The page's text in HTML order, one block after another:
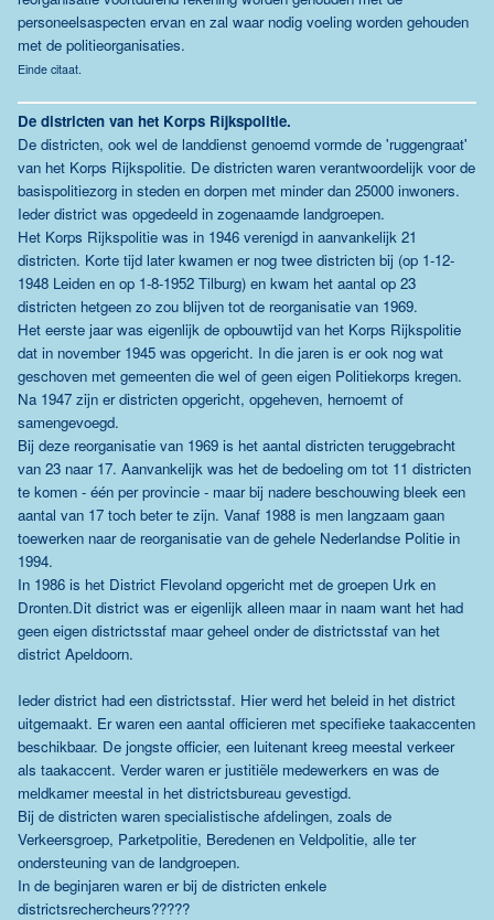
personeelsaspecten ervan en zal waar nodig voeling worden gehouden
met de politieorganisaties.
Einde citaat.
De districten van het Korps Rijkspolitie.
De districten, ook wel de landdienst genoemd vormde de 'ruggengraat'
van het Korps Rijkspolitie. De districten waren verantwoordelijk voor de
basispolitiezorg in steden en dorpen met minder dan 25000 inwoners.
Ieder district was opgedeeld in zogenaamde landgroepen.
Het Korps Rijkspolitie was in 1946 verenigd in aanvankelijk 21
districten. Korte tijd later kwamen er nog twee districten bij (op 1-12-
1948 Leiden en op 1-8-1952 Tilburg) en kwam het aantal op 23
districten hetgeen zo zou blijven tot de reorganisatie van 1969.
Het eerste jaar was eigenlijk de opbouwtijd van het Korps Rijkspolitie
dat in november 1945 was opgericht. In die jaren is er ook nog wat
geschoven met gemeenten die wel of geen eigen Politiekorps kregen.
Na 1947 zijn er districten opgericht, opgeheven, hernoemt of
samengevoegd.
Bij deze reorganisatie van 1969 is het aantal districten teruggebracht
van 23 naar 17. Aanvankelijk was het de bedoeling om tot 11 districten
te komen - één per provincie - maar bij nadere beschouwing bleek een
aantal van 17 toch beter te zijn. Vanaf 1988 is men langzaam gaan
toewerken naar de reorganisatie van de gehele Nederlandse Politie in
1994.
In 1986 is het District Flevoland opgericht met de groepen Urk en
Dronten.Dit district was er eigenlijk alleen maar in naam want het had
geen eigen districtsstaf maar geheel onder de districtsstaf van het
district Apeldoorn.
Ieder district had een districtsstaf. Hier werd het beleid in het district
uitgemaakt. Er waren een aantal officieren met specifieke taakaccenten
beschikbaar. De jongste officier, een luitenant kreeg meestal verkeer
als taakaccent. Verder waren er justitiële medewerkers en was de
meldkamer meestal in het districtsbureau gevestigd.
Bij de districten waren specialistische afdelingen, zoals de
Verkeersgroep, Parketpolitie, Beredenen en Veldpolitie, alle ter
ondersteuning van de landgroepen.
In de beginjaren waren er bij de districten enkele
districtsrechercheurs?????